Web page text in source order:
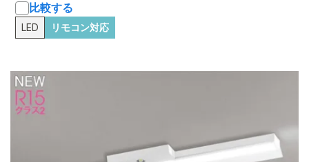
比較する
LED リモコン対応